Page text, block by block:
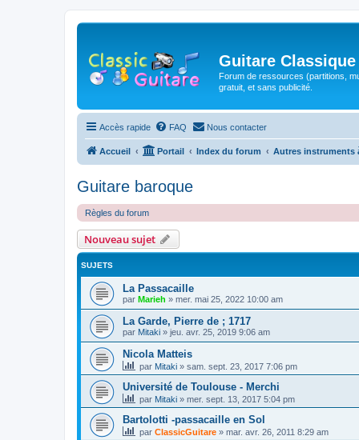
Guitare Classique
Forum de ressources (partitions,
gratuit, et sans publicité.
Accès rapide FAQ Nous contacter
Accueil Portail Index du forum Autres instruments
Guitare baroque
Règles du forum
Nouveau sujet
SUJETS
La Passacaille
par Marieh » mer. mai 25, 2022 10:00 am
La Garde, Pierre de ; 1717
par Mitaki » jeu. avr. 25, 2019 9:06 am
Nicola Matteis
par Mitaki » sam. sept. 23, 2017 7:06 pm
Université de Toulouse - Merchi
par Mitaki » mer. sept. 13, 2017 5:04 pm
Bartolotti -passacaille en Sol
par ClassicGuitare » mar. avr. 26, 2011 8:29 am